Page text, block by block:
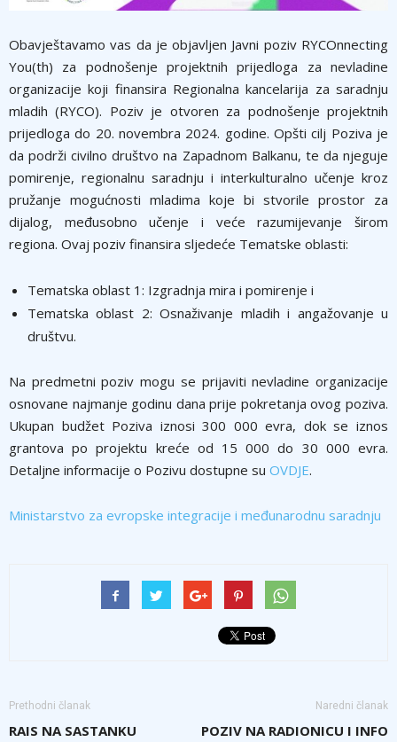
Obavještavamo vas da je objavljen Javni poziv RYCOnnecting
You(th) za podnošenje projektnih prijedloga za nevladine
organizacije koji finansira Regionalna kancelarija za saradnju
mladih (RYCO). Poziv je otvoren za podnošenje projektnih
prijedloga do 20. novembra 2024. godine. Opšti cilj Poziva je
da podrži civilno društvo na Zapadnom Balkanu, te da njeguje
pomirenje, regionalnu saradnju i interkulturalno učenje kroz
pružanje mogućnosti mladima koje bi stvorile prostor za
dijalog, međusobno učenje i veće razumijevanje širom
regiona. Ovaj poziv finansira sljedeće Tematske oblasti:
Tematska oblast 1: Izgradnja mira i pomirenje i
Tematska oblast 2: Osnaživanje mladih i angažovanje u
društvu.
Na predmetni poziv mogu se prijaviti nevladine organizacije
osnovane najmanje godinu dana prije pokretanja ovog poziva.
Ukupan budžet Poziva iznosi 300 000 evra, dok se iznos
grantova po projektu kreće od 15 000 do 30 000 evra.
Detaljne informacije o Pozivu dostupne su OVDJE.
Ministarstvo za evropske integracije i međunarodnu saradnju
Prethodni članak
RAIS NA SASTANKU
Naredni članak
POZIV NA RADIONICU I INFO